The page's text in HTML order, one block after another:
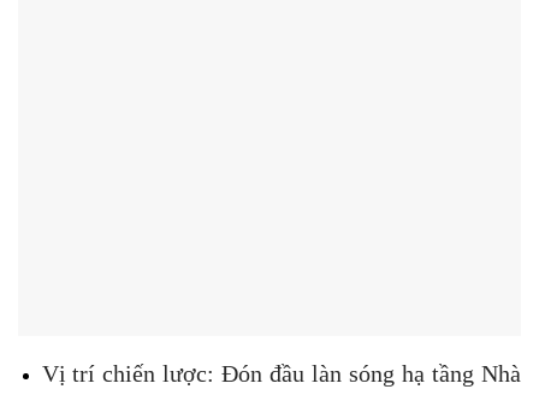
Vị trí chiến lược: Đón đầu làn sóng hạ tầng Nhà